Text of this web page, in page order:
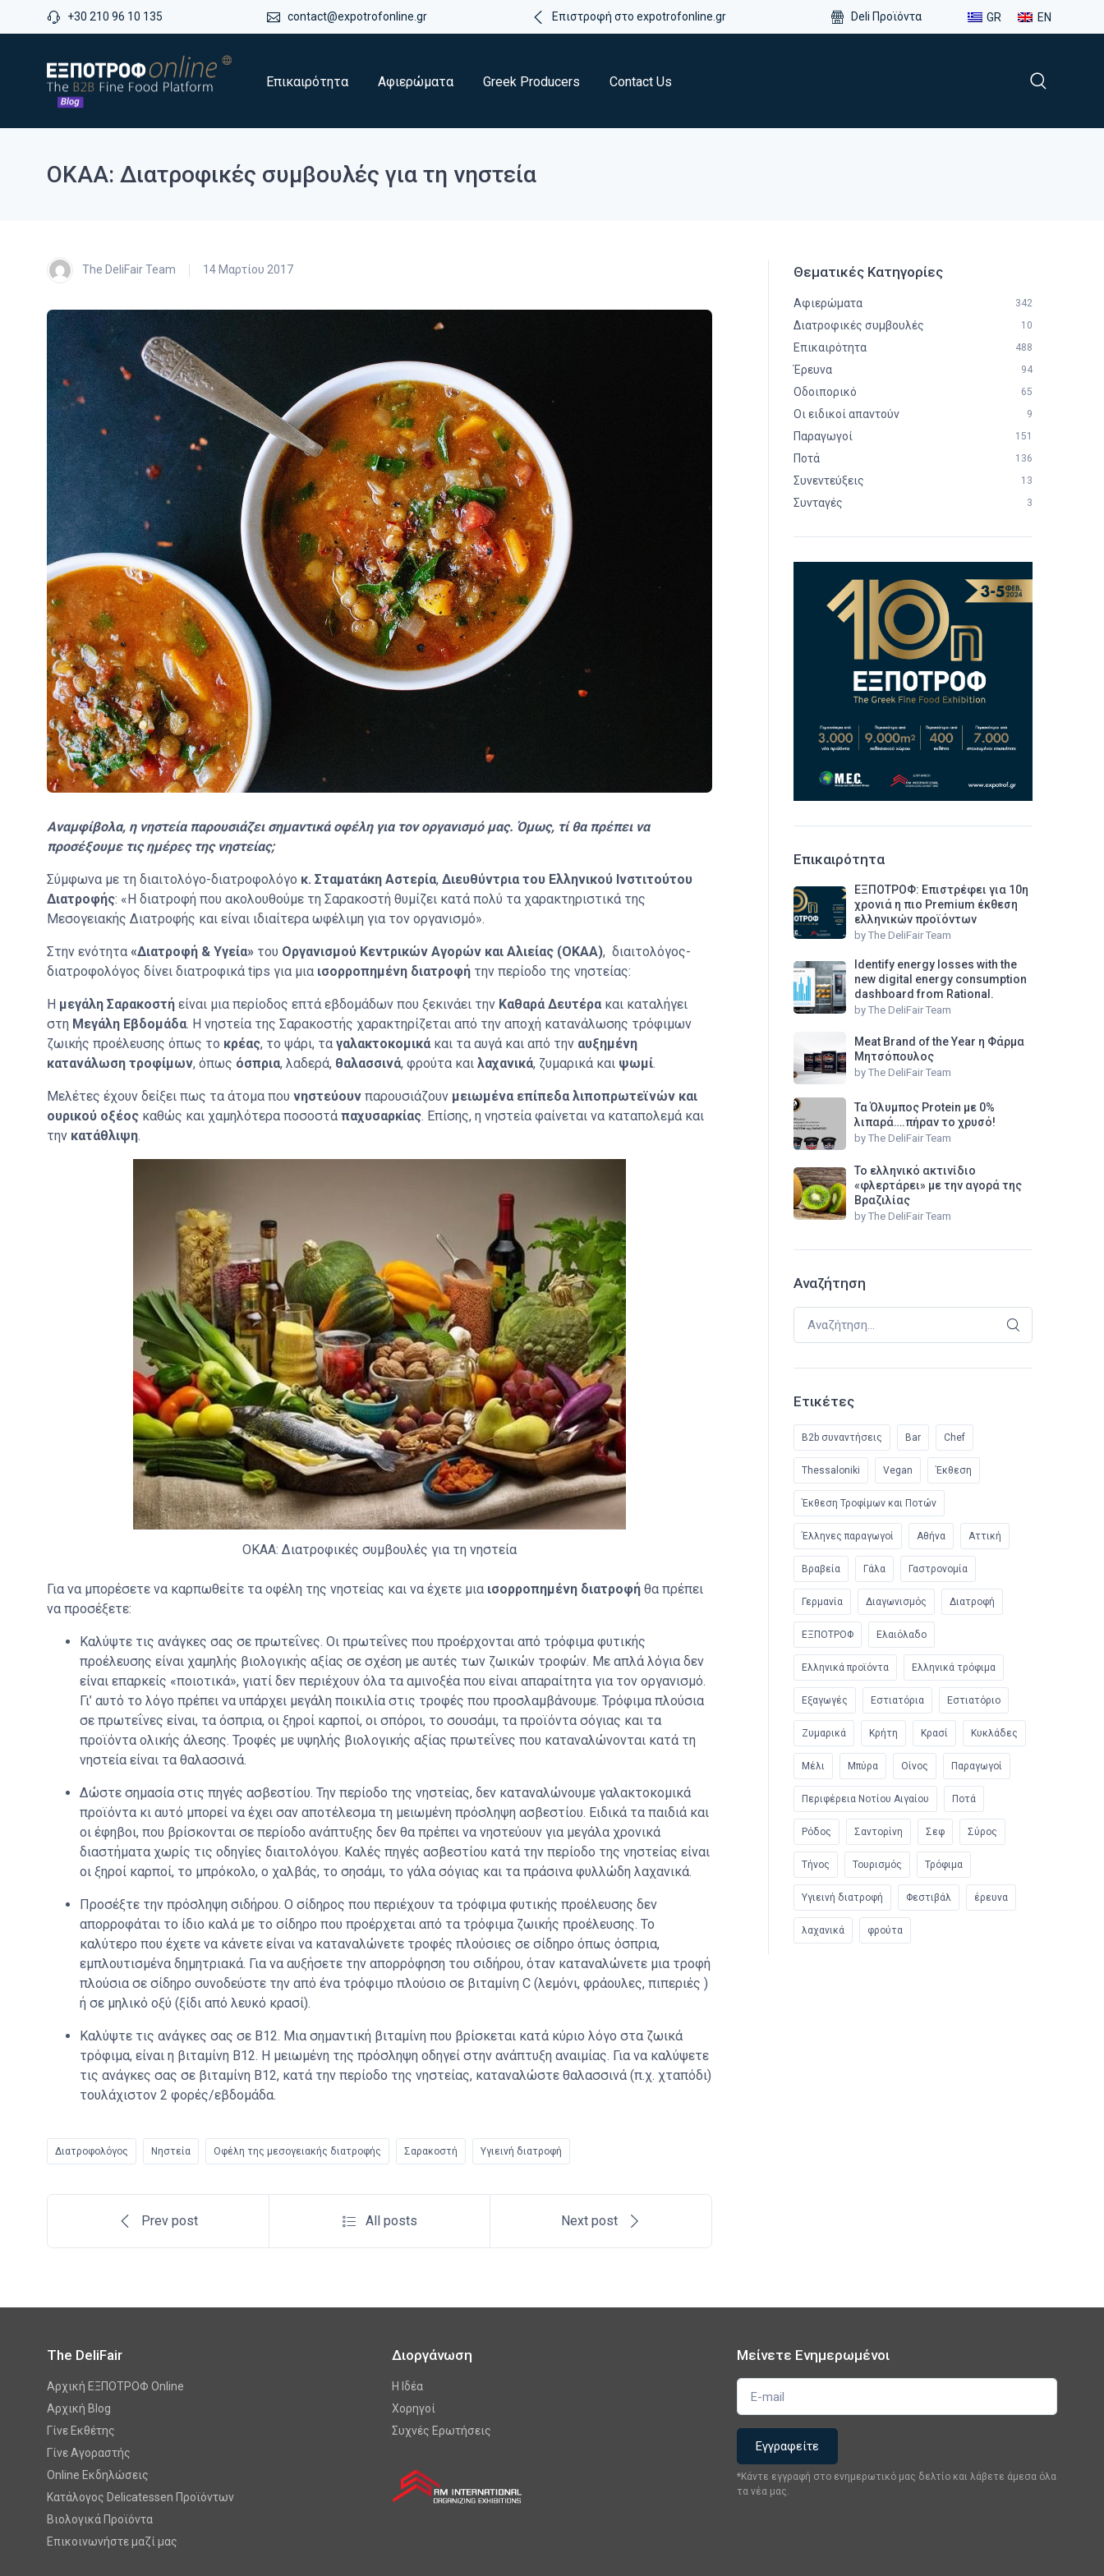
+30 210 96 10 135 contact@expotrofonline.gr Επιστροφή στο expotrofonline.gr Deli Προϊόντα GR EN
Επικαιρότητα Αφιερώματα Greek Producers Contact Us
OKAA: Διατροφικές συμβουλές για τη νηστεία
The DeliFair Team 14 Μαρτίου 2017
Αναμφίβολα, η νηστεία παρουσιάζει σημαντικά οφέλη για τον οργανισμό μας. Όμως, τί θα πρέπει να
προσέξουμε τις ημέρες της νηστείας;
Σύμφωνα με τη διαιτολόγο-διατροφολόγο κ. Σταματάκη Αστερία, Διευθύντρια του Ελληνικού Ινστιτούτου
Διατροφής: «Η διατροφή που ακολουθούμε τη Σαρακοστή θυμίζει κατά πολύ τα χαρακτηριστικά της
Μεσογειακής Διατροφής και είναι ιδιαίτερα ωφέλιμη για τον οργανισμό».
Στην ενότητα «Διατροφή & Υγεία» του Οργανισμού Κεντρικών Αγορών και Αλιείας (OKAA), διαιτολόγος-
διατροφολόγος δίνει διατροφικά tips για μια ισορροπημένη διατροφή την περίοδο της νηστείας:
Η μεγάλη Σαρακοστή είναι μια περίοδος επτά εβδομάδων που ξεκινάει την Καθαρά Δευτέρα και καταλήγει
στη Μεγάλη Εβδομάδα. Η νηστεία της Σαρακοστής χαρακτηρίζεται από την αποχή κατανάλωσης τρόφιμων
ζωικής προέλευσης όπως το κρέας, το ψάρι, τα γαλακτοκομικά και τα αυγά και από την αυξημένη
κατανάλωση τροφίμων, όπως όσπρια, λαδερά, θαλασσινά, φρούτα και λαχανικά, ζυμαρικά και ψωμί.
Μελέτες έχουν δείξει πως τα άτομα που νηστεύουν παρουσιάζουν μειωμένα επίπεδα λιποπρωτεϊνών και
ουρικού οξέος καθώς και χαμηλότερα ποσοστά παχυσαρκίας. Επίσης, η νηστεία φαίνεται να καταπολεμά και
την κατάθλιψη.
OKAA: Διατροφικές συμβουλές για τη νηστεία
Για να μπορέσετε να καρπωθείτε τα οφέλη της νηστείας και να έχετε μια ισορροπημένη διατροφή θα πρέπει
να προσέξετε:
Καλύψτε τις ανάγκες σας σε πρωτεΐνες. Οι πρωτεΐνες που προέρχονται από τρόφιμα φυτικής
προέλευσης είναι χαμηλής βιολογικής αξίας σε σχέση με αυτές των ζωικών τροφών. Με απλά λόγια δεν
είναι επαρκείς «ποιοτικά», γιατί δεν περιέχουν όλα τα αμινοξέα που είναι απαραίτητα για τον οργανισμό.
Γι’ αυτό το λόγο πρέπει να υπάρχει μεγάλη ποικιλία στις τροφές που προσλαμβάνουμε. Τρόφιμα πλούσια
σε πρωτεΐνες είναι, τα όσπρια, οι ξηροί καρποί, οι σπόροι, το σουσάμι, τα προϊόντα σόγιας και τα
προϊόντα ολικής άλεσης. Τροφές με υψηλής βιολογικής αξίας πρωτεΐνες που καταναλώνονται κατά τη
νηστεία είναι τα θαλασσινά.
Δώστε σημασία στις πηγές ασβεστίου. Την περίοδο της νηστείας, δεν καταναλώνουμε γαλακτοκομικά
προϊόντα κι αυτό μπορεί να έχει σαν αποτέλεσμα τη μειωμένη πρόσληψη ασβεστίου. Ειδικά τα παιδιά και
οι έφηβοι, που βρίσκονται σε περίοδο ανάπτυξης δεν θα πρέπει να νηστεύουν για μεγάλα χρονικά
διαστήματα χωρίς τις οδηγίες διαιτολόγου. Καλές πηγές ασβεστίου κατά την περίοδο της νηστείας είναι
οι ξηροί καρποί, το μπρόκολο, ο χαλβάς, το σησάμι, το γάλα σόγιας και τα πράσινα φυλλώδη λαχανικά.
Προσέξτε την πρόσληψη σιδήρου. Ο σίδηρος που περιέχουν τα τρόφιμα φυτικής προέλευσης δεν
απορροφάται το ίδιο καλά με το σίδηρο που προέρχεται από τα τρόφιμα ζωικής προέλευσης. Το
καλύτερο που έχετε να κάνετε είναι να καταναλώνετε τροφές πλούσιες σε σίδηρο όπως όσπρια,
εμπλουτισμένα δημητριακά. Για να αυξήσετε την απορρόφηση του σιδήρου, όταν καταναλώνετε μια τροφή
πλούσια σε σίδηρο συνοδεύστε την από ένα τρόφιμο πλούσιο σε βιταμίνη C (λεμόνι, φράουλες, πιπεριές )
ή σε μηλικό οξύ (ξίδι από λευκό κρασί).
Καλύψτε τις ανάγκες σας σε Β12. Μια σημαντική βιταμίνη που βρίσκεται κατά κύριο λόγο στα ζωικά
τρόφιμα, είναι η βιταμίνη Β12. Η μειωμένη της πρόσληψη οδηγεί στην ανάπτυξη αναιμίας. Για να καλύψετε
τις ανάγκες σας σε βιταμίνη Β12, κατά την περίοδο της νηστείας, καταναλώστε θαλασσινά (π.χ. χταπόδι)
τουλάχιστον 2 φορές/εβδομάδα.
Διατροφολόγος Νηστεία Οφέλη της μεσογειακής διατροφής Σαρακοστή Υγιεινή διατροφή
Prev post All posts Next post
Θεματικές Κατηγορίες
Αφιερώματα 342
Διατροφικές συμβουλές 10
Επικαιρότητα 488
Έρευνα 94
Οδοιπορικό 65
Οι ειδικοί απαντούν 9
Παραγωγοί 151
Ποτά 136
Συνεντεύξεις 13
Συνταγές 3
Επικαιρότητα
ΕΞΠΟΤΡΟΦ: Επιστρέφει για 10η
χρονιά η πιο Premium έκθεση
ελληνικών προϊόντων
by The DeliFair Team
Identify energy losses with the
new digital energy consumption
dashboard from Rational.
by The DeliFair Team
Meat Brand of the Year η Φάρμα
Μητσόπουλος
by The DeliFair Team
Τα Όλυμπος Protein με 0%
λιπαρά….πήραν το χρυσό!
by The DeliFair Team
Το ελληνικό ακτινίδιο
«φλερτάρει» με την αγορά της
Βραζιλίας
by The DeliFair Team
Αναζήτηση
Αναζήτηση για:
Ετικέτες
B2b συναντήσεις Bar Chef
Thessaloniki Vegan Έκθεση
Έκθεση Τροφίμων και Ποτών
Έλληνες παραγωγοί Αθήνα Αττική
Βραβεία Γάλα Γαστρονομία
Γερμανία Διαγωνισμός Διατροφή
ΕΞΠΟΤΡΟΦ Ελαιόλαδο
Ελληνικά προϊόντα Ελληνικά τρόφιμα
Εξαγωγές Εστιατόρια Εστιατόριο
Ζυμαρικά Κρήτη Κρασί Κυκλάδες
Μέλι Μπύρα Οίνος Παραγωγοί
Περιφέρεια Νοτίου Αιγαίου Ποτά
Ρόδος Σαντορίνη Σεφ Σύρος
Τήνος Τουρισμός Τρόφιμα
Υγιεινή διατροφή Φεστιβάλ έρευνα
λαχανικά φρούτα
The DeliFair
Αρχική ΕΞΠΟΤΡΟΦ Online
Αρχική Blog
Γίνε Εκθέτης
Γίνε Αγοραστής
Online Εκδηλώσεις
Κατάλογος Delicatessen Προϊόντων
Βιολογικά Προϊόντα
Επικοινωνήστε μαζί μας
Διοργάνωση
Η Ιδέα
Χορηγοί
Συχνές Ερωτήσεις
Μείνετε Ενημερωμένοι
*Κάντε εγγραφή στο ενημερωτικό μας δελτίο και λάβετε άμεσα όλα
τα νέα μας.